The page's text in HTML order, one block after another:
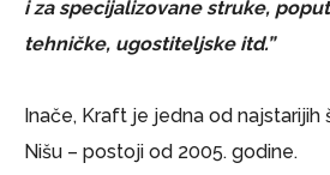
i za specijalizovane struke,
tehničke, ugostiteljske itd.”
Inače, Kraft je jedna od najstarijih
Nišu – postoji od 2005. godine.